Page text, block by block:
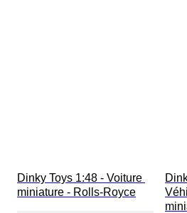
Dinky Toys 1:48 - Voiture
miniature - Rolls-Royce